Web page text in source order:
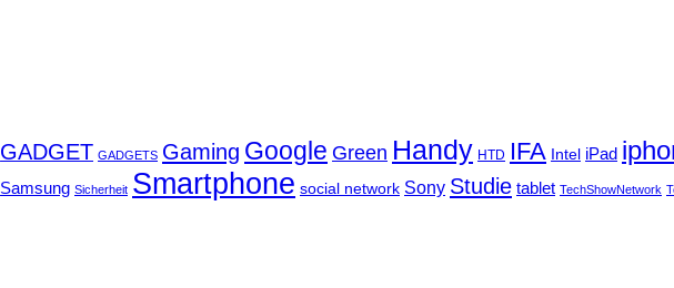
GADGET GADGETS Gaming Google Green Handy HTD IFA Intel iPad
Samsung Sicherheit Smartphone social network Sony Studie tablet TechShowNetwork